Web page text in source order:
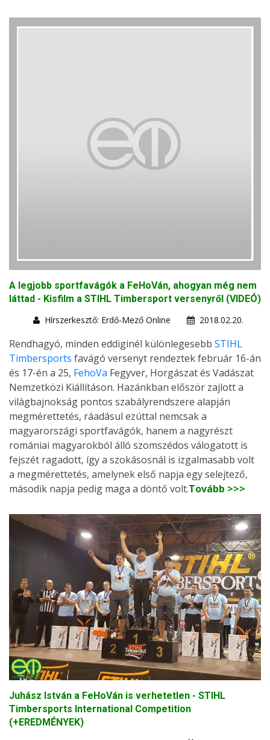
A legjobb sportfavágók a FeHoVán, ahogyan még nem
láttad - Kisfilm a STIHL Timbersport versenyről (VIDEÓ)
Hírszerkesztő: Erdő-Mező Online
2018.02.20.
Rendhagyó, minden eddiginél különlegesebb STIHL
Timbersports favágó versenyt rendeztek február 16-án
és 17-én a 25, FehoVa Fegyver, Horgászat és Vadászat
Nemzetközi Kiállításon. Hazánkban először zajlott a
világbajnokság pontos szabályrendszere alapján
megmérettetés, ráadásul ezúttal nemcsak a
magyarországi sportfavágók, hanem a nagyrészt
romániai magyarokból álló szomszédos válogatott is
fejszét ragadott, így a szokásosnál is izgalmasabb volt
a megmérettetés, amelynek első napja egy selejtező,
második napja pedig maga a döntő volt.Tovább >>>
Juhász István a FeHoVán is verhetetlen - STIHL
Timbersports International Competition
(+EREDMÉNYEK)